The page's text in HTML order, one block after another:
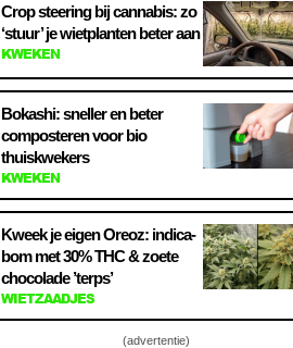
Crop steering bij cannabis: zo
‘stuur’ je wietplanten beter aan
KWEKEN
Bokashi: sneller en beter
composteren voor bio
thuiskwekers
KWEKEN
Kweek je eigen Oreoz: indica-
bom met 30% THC & zoete
chocolade ’terps’
WIETZAADJES
(advertentie)